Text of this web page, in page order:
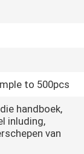
to 500pcs
handboek,
inluding,
van